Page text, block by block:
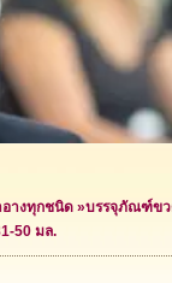
อางทุกชนิด »บรรจุภัณฑ์ขว
50 มล.